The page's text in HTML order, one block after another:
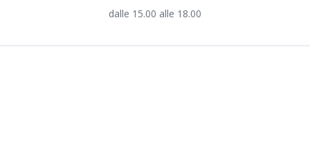
dalle 15.00 alle 18.00